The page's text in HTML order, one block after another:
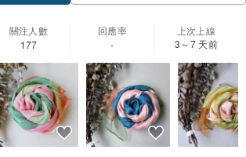
關注人數
177
回應率
-
上次上線
3～7 天前